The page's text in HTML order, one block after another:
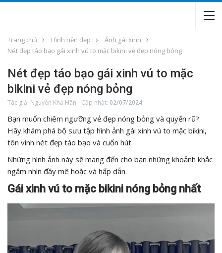
Trang chủ Hình nền đẹp
Ảnh gái xinh
Nét đẹp táo bạo gái xinh vú to mặc bikini vẻ đẹp nóng bỏng
Nét đẹp táo bạo gái xinh vú to mặc
bikini vẻ đẹp nóng bỏng
Tác giả: Nguyễn Khả Hân - Cập nhật: 02/07/2024
Bạn muốn chiêm ngưỡng vẻ đẹp nóng bỏng và quyến rũ?
Hãy khám phá bộ sưu tập hình ảnh gái xinh vú to mặc bikini,
tôn vinh nét đẹp táo bạo và cuốn hút.
Những hình ảnh này sẽ mang đến cho bạn những khoảnh khắc
ngắm nhìn đầy mê hoặc và hấp dẫn.
Gái xinh vú to mặc bikini nóng bỏng nhất